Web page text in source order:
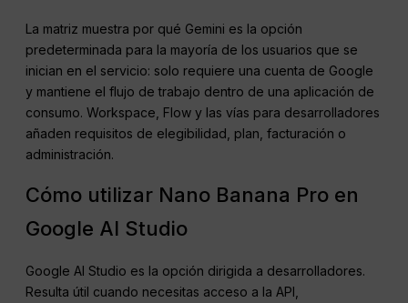
La matriz muestra por qué Gemini es la opción
predeterminada para la mayoría de los usuarios que se
inician en el servicio: solo requiere una cuenta de Google
y mantiene el flujo de trabajo dentro de una aplicación de
consumo. Workspace, Flow y las vías para desarrolladores
añaden requisitos de elegibilidad, plan, facturación o
administración.
Cómo utilizar Nano Banana Pro en
Google AI Studio
Google AI Studio es la opción dirigida a desarrolladores.
Resulta útil cuando necesitas acceso a la API,